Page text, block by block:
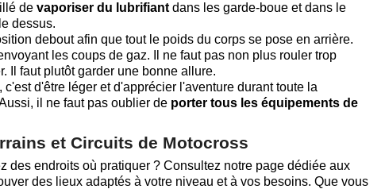
de vaporiser du lubrifiant dans les garde-boue et dans le
dessus.
debout afin que tout le poids du corps se pose en arrière.
les coups de gaz. Il ne faut pas non plus rouler trop
Il faut plutôt garder une bonne allure.
d'être léger et d'apprécier l'aventure durant toute la
il ne faut pas oublier de porter tous les équipements de
et Circuits de Motocross
des endroits où pratiquer ? Consultez notre page dédiée aux
des lieux adaptés à votre niveau et à vos besoins. Que vous